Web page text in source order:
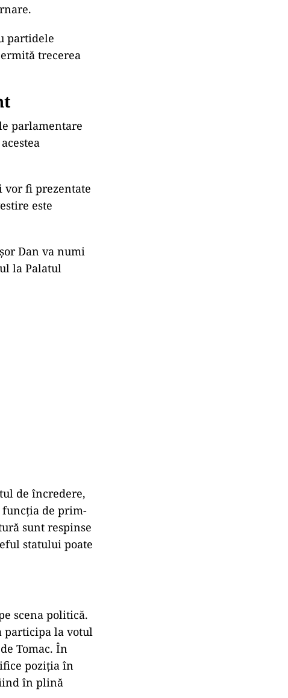
partidele
trecerea
parlamentare
vor fi prezentate
este
Dan va numi
la Palatul
de încredere,
funcția de prim-
sunt respinse
statului poate
scena politică.
participa la votul
Tomac. În
poziția în
în plină